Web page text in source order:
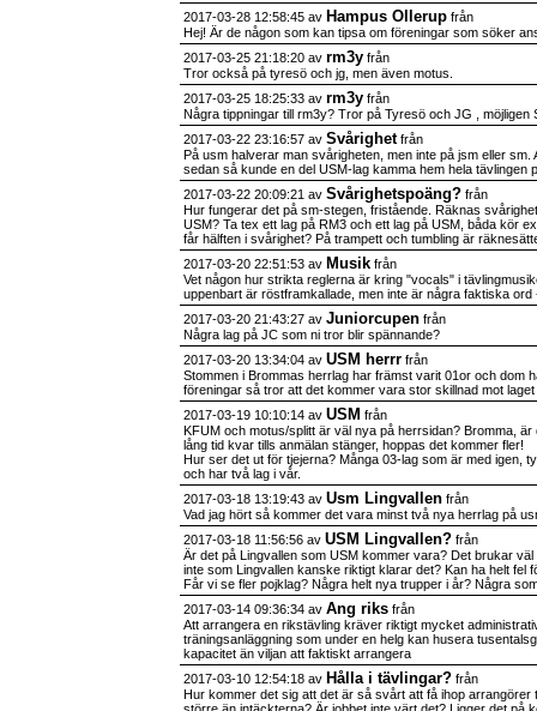
2017-03-28 12:58:45 av Hampus Ollerup från
Hej! Är de någon som kan tipsa om föreningar som söker
2017-03-25 21:18:20 av rm3y från
Tror också på tyresö och jg, men även motus.
2017-03-25 18:25:33 av rm3y från
Några tippningar till rm3y? Tror på Tyresö och JG , möjligen
2017-03-22 23:16:57 av Svårighetfrån
På usm halverar man svårigheten, men inte på jsm eller sm.
sedan så kunde en del USM-lag kamma hem hela
2017-03-22 20:09:21 av Svårighetspoäng? från
Hur fungerar det på sm-stegen, fristående. Räknas
USM? Ta tex ett lag på RM3 och ett lag på USM, båda kör
får hälften i svårighet? På trampett och tumbling är
2017-03-20 22:51:53 av Musik från
Vet någon hur strikta reglerna är kring "vocals" i
uppenbart är röstframkallade, men inte är några faktiska
2017-03-20 21:43:27 av Juniorcupen från
Några lag på JC som ni tror blir spännande?
2017-03-20 13:34:04 av USM herrr från
Stommen i Brommas herrlag har främst varit 01or och dom
föreningar så tror att det kommer vara stor skillnad mot
2017-03-19 10:10:14 av USM från
KFUM och motus/splitt är väl nya på herrsidan? Bromma,
lång tid kvar tills anmälan stänger, hoppas det kommer fler!
Hur ser det ut för tjejerna? Många 03-lag som är med igen,
och har två lag i vår.
2017-03-18 13:19:43 av Usm Lingvallen från
Vad jag hört så kommer det vara minst två nya herrlag på
2017-03-18 11:56:56 av USM Lingvallen? från
Är det på Lingvallen som USM kommer vara? Det brukar
inte som Lingvallen kanske riktigt klarar det? Kan ha helt fel
Får vi se fler pojklag? Några helt nya trupper i år? Några
2017-03-14 09:36:34 av Ang riks från
Att arrangera en rikstävling kräver riktigt mycket
träningsanläggning som under en helg kan husera
kapacitet än viljan att faktiskt arrangera
2017-03-10 12:54:18 av Hålla i tävlingar? från
Hur kommer det sig att det är så svårt att få ihop